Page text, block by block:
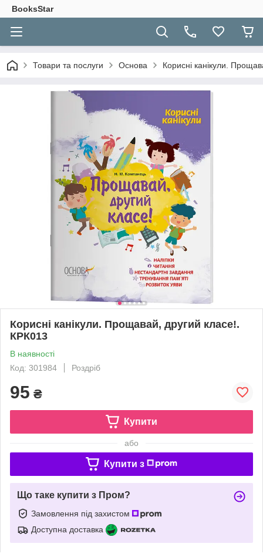
BooksStar
Товари та послуги Основа Корисні канікули.
Корисні канікули. Прощавай, другий класе!.
КРК013
В наявності
Код: 301984
Роздріб
95 ₴
Купити
або
Купити з
Що таке купити з Пром?
Замовлення під захистом
Доступна доставка